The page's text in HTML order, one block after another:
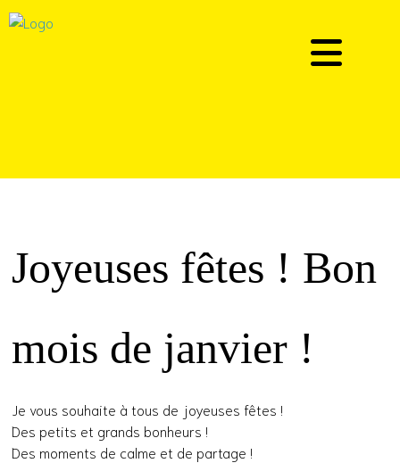
Joyeuses fêtes ! Bon
mois de janvier !
Je vous souhaite à tous de joyeuses fêtes !
Des petits et grands bonheurs !
Des moments de calme et de partage !